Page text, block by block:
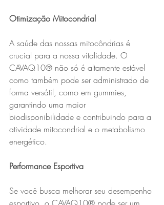
Otimização Mitocondrial
A saúde das nossas mitocôndrias é
crucial para a nossa vitalidade. O
CAVAQ10® não só é altamente estável
como também pode ser administrado de
forma versátil, como em gummies,
garantindo uma maior
biodisponibilidade e contribuindo para a
atividade mitocondrial e o metabolismo
energético.
Performance Esportiva
Se você busca melhorar seu desempenho